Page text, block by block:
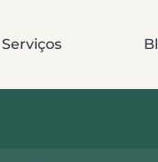
Serviços